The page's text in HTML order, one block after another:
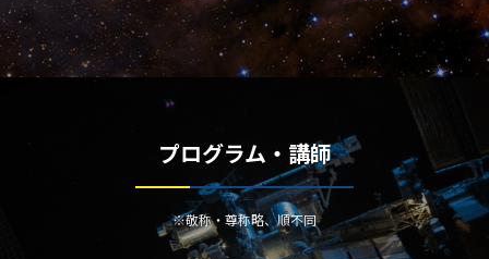
プログラム・講師
※敬称・尊称略、順不同